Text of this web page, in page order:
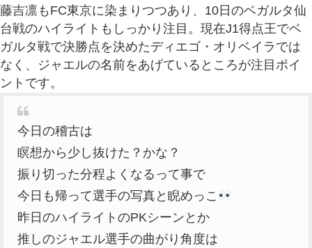
藤吉凛もFC東京に染まりつつあり、10日のベガルタ仙
台戦のハイライトもしっかり注目。現在J1得点王でベ
ガルタ戦で決勝点を決めたディエゴ・オリベイラでは
なく、ジャエルの名前をあげているところが注目ポイ
ントです。
今日の稽古は
瞑想から少し抜けた？かな？
振り切った分程よくなるって事で
今日も帰って選手の写真と睨めっこ
昨日のハイライトのPKシーンとか
推しのジャエル選手の曲がり角度は